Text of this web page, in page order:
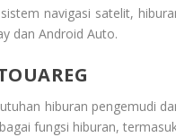
navigasi satelit,
dan Android Auto.
hiburan pengemudi
fungsi hiburan,